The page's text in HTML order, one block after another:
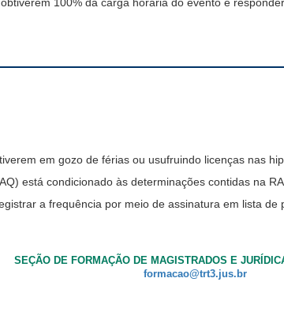
em gozo de férias ou usufruindo licenças nas
está condicionado às determinações contidas na
a frequência por meio de assinatura em lista de
SEÇÃO DE FORMAÇÃO DE MAGISTRADOS E
formacao@trt3.jus.br